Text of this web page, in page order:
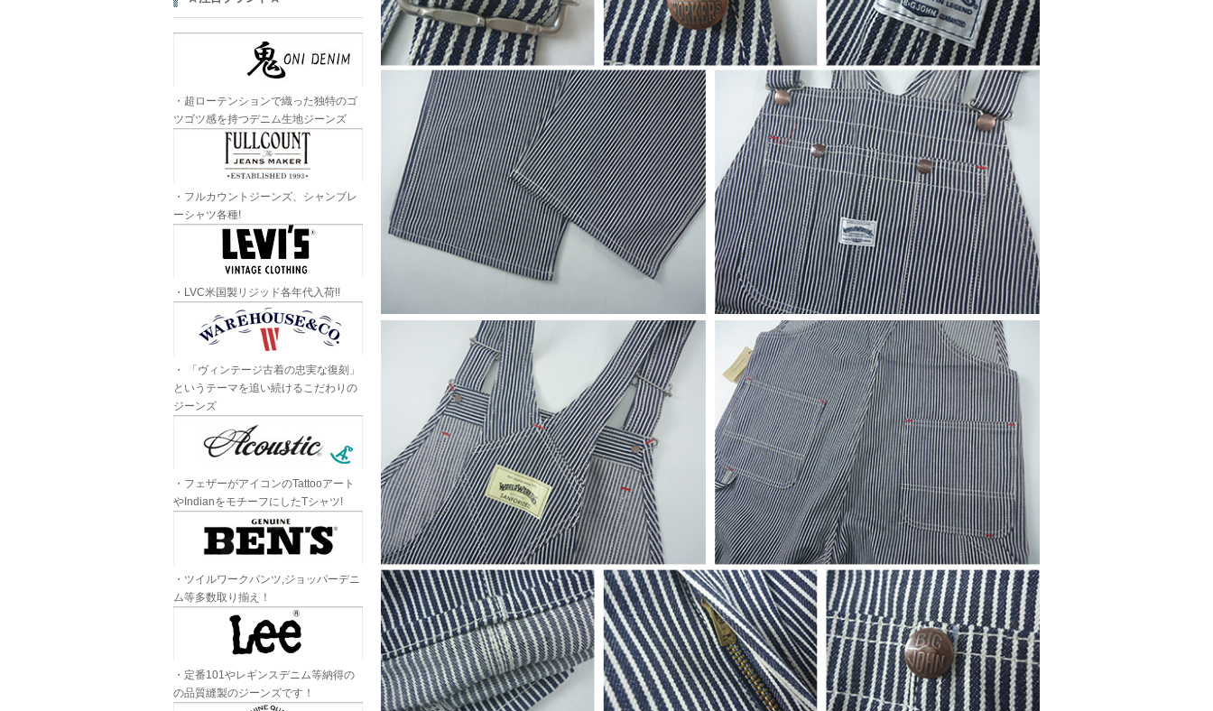
・超ローテンションで織った独特のゴ
ツゴツ感を持つデニム生地ジーンズ
・フルカウントジーンズ、シャンブレ
ーシャツ各種!
・LVC米国製リジッド各年代入荷!!
・ 「ヴィンテージ古着の忠実な復刻」
というテーマを追い続けるこだわりの
ジーンズ
・フェザーがアイコンのTattooアート
やIndianをモチーフにしたTシャツ!
・ツイルワークパンツ,ジョッパーデニ
ム等多数取り揃え！
・定番101やレギンスデニム等納得の
の品質縫製のジーンズです！